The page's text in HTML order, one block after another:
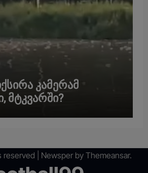
კამერამ
მტკვარში?
reserved Newsperby Themeansar.